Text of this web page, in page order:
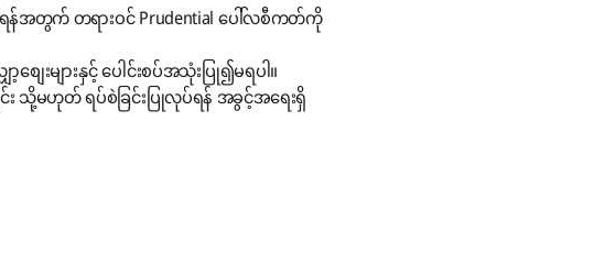
ယူရန်အတွက် တရားဝင် Prudential ပေါ်လစီကတ်ကို
ေးများနှင့် ပေါင်းစပ်အသုံးပြု၍မရပါ။
း သို့မဟုတ် ရပ်စဲခြင်းပြုလုပ်ရန် အခွင့်အရေးရှိ